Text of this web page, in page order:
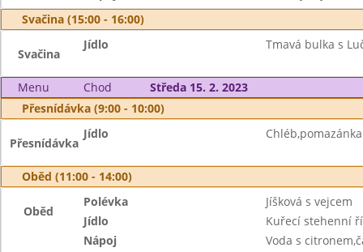
Svačina (15:00 - 16:00)
Svačina
Jídlo Tmavá bulka s
Menu Chod
Středa 15. 2. 2023
Přesnídávka (9:00 - 10:00)
Přesnídávka
Jídlo
Oběd (11:00 - 14:00)
Oběd
Polévka
Jíšková s vejcem
Jídlo
Kuřecí stehenní
Nápoj
Voda s